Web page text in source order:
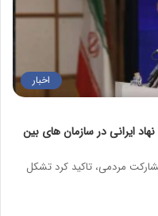
اخبار
ایرانی در سازمان های بین
مردمی، تاکید کرد تشکل